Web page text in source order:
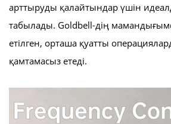
арттыруды қалайтындар үшін
табылады. Goldbell-дің
етілген, орташа қуатты
қамтамасыз етеді.